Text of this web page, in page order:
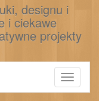
designu i
i ciekawe
projekty
Toggle